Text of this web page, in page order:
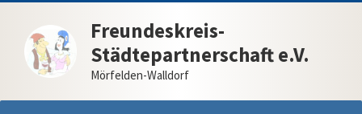
Inhalt
springen
Freundeskreis-
Städtepartnerschaft e.V.
Mörfelden-Walldorf